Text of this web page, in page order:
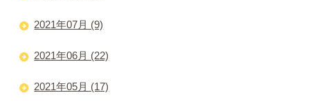
2021年07月 (9)
2021年06月 (22)
2021年05月 (17)